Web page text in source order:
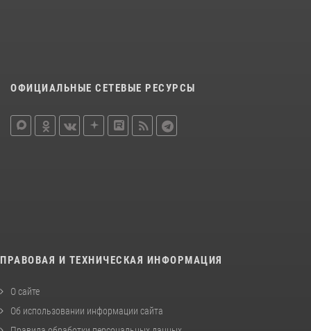
ОФИЦИАЛЬНЫЕ СЕТЕВЫЕ РЕСУРСЫ
ПРАВОВАЯ И ТЕХНИЧЕСКАЯ ИНФОРМАЦИЯ
О сайте
Об использовании информации сайта